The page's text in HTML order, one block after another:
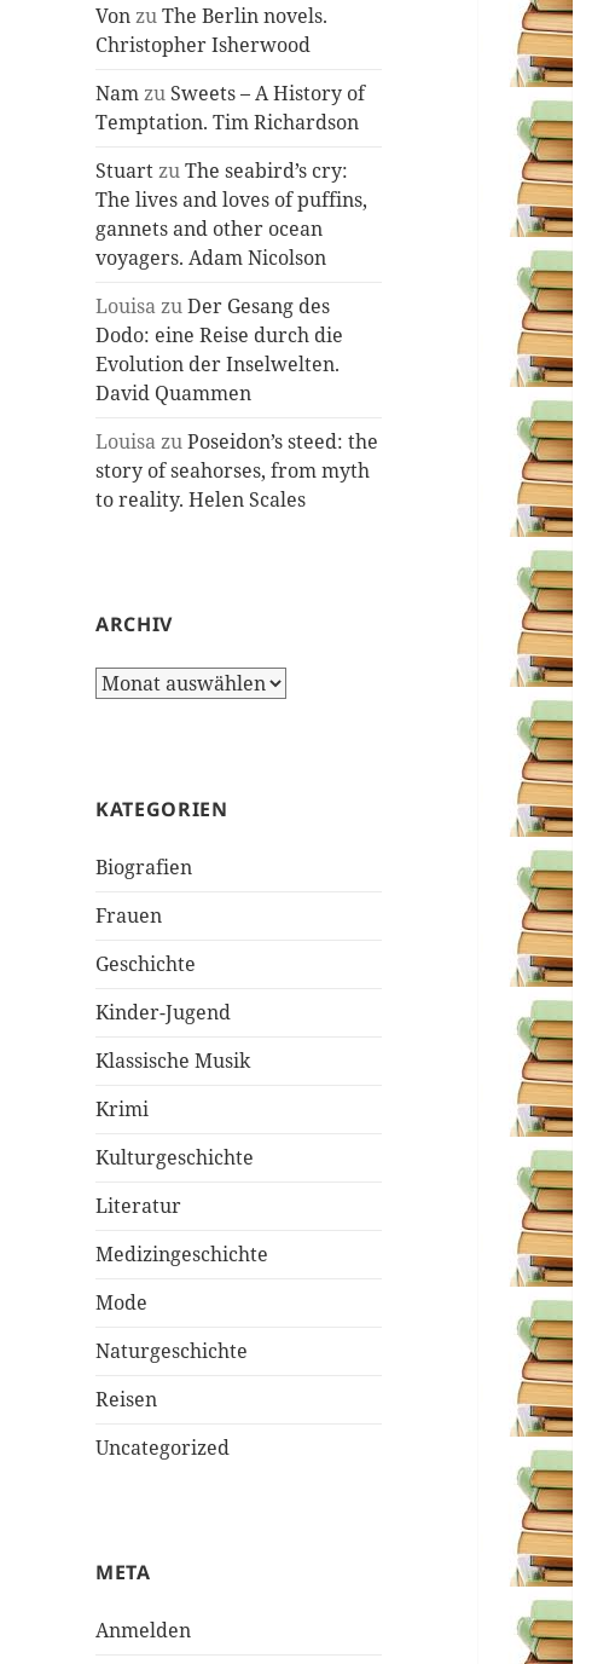
VonzuThe Berlin novels.
Christopher Isherwood
Namzu Sweets – A History of
Temptation. Tim Richardson
StuartzuThe seabird’s cry:
The lives and loves of puffins,
gannets and other ocean
voyagers. Adam Nicolson
LouisazuDer Gesang des
Dodo: eine Reise durch die
Evolution der Inselwelten.
David Quammen
LouisazuPoseidon’s steed: the
story of seahorses, from myth
to reality. Helen Scales
ARCHIV
Archiv
KATEGORIEN
Biografien
Frauen
Geschichte
Kinder-Jugend
Klassische Musik
Krimi
Kulturgeschichte
Literatur
Medizingeschichte
Mode
Naturgeschichte
Reisen
Uncategorized
META
Anmelden